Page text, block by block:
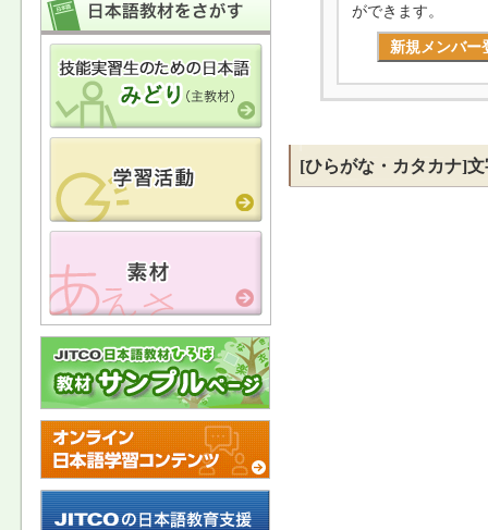
ができます。
新規メンバー
[ひらがな・カタカナ]